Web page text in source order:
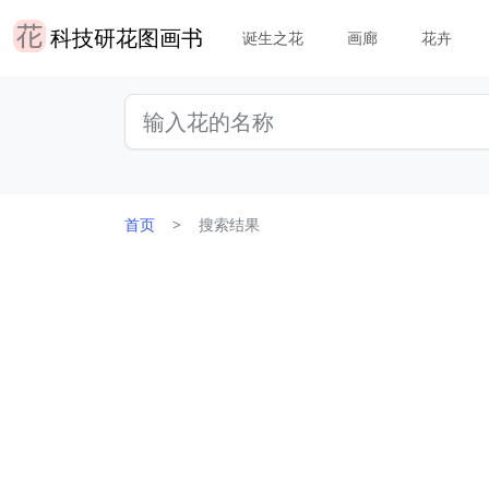
科技研花图画书 诞生之花 画廊 花卉
首页 搜索结果